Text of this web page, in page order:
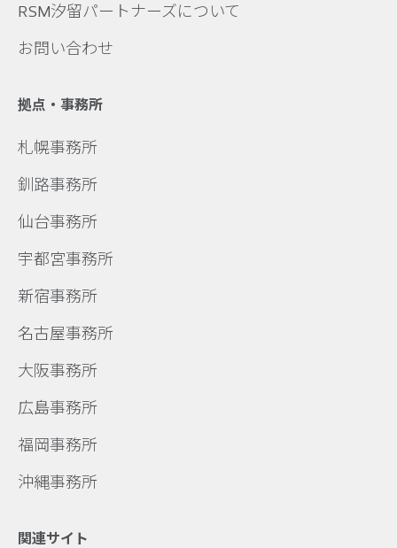
RSM汐留パートナーズについて
お問い合わせ
拠点・事務所
札幌事務所
釧路事務所
仙台事務所
宇都宮事務所
新宿事務所
名古屋事務所
大阪事務所
広島事務所
福岡事務所
沖縄事務所
関連サイト